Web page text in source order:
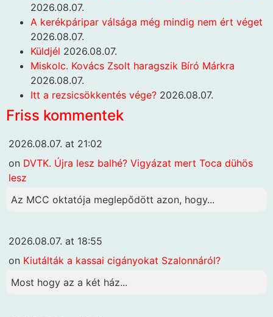
2026.08.07.
A kerékpáripar válsága még mindig nem ért véget
2026.08.07.
Küldjél 2026.08.07.
Miskolc. Kovács Zsolt haragszik Bíró Márkra
2026.08.07.
Itt a rezsicsökkentés vége? 2026.08.07.
Friss kommentek
2026.08.07. at 21:02
on DVTK. Újra lesz balhé? Vigyázat mert Toca dühös
lesz
Az MCC oktatója meglepődött azon, hogy...
2026.08.07. at 18:55
on Kiutálták a kassai cigányokat Szalonnáról?
Most hogy az a két ház...